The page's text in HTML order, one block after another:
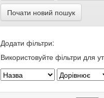
Почати новий пошук
Додати фільтри:
Використовуйте фільтри для